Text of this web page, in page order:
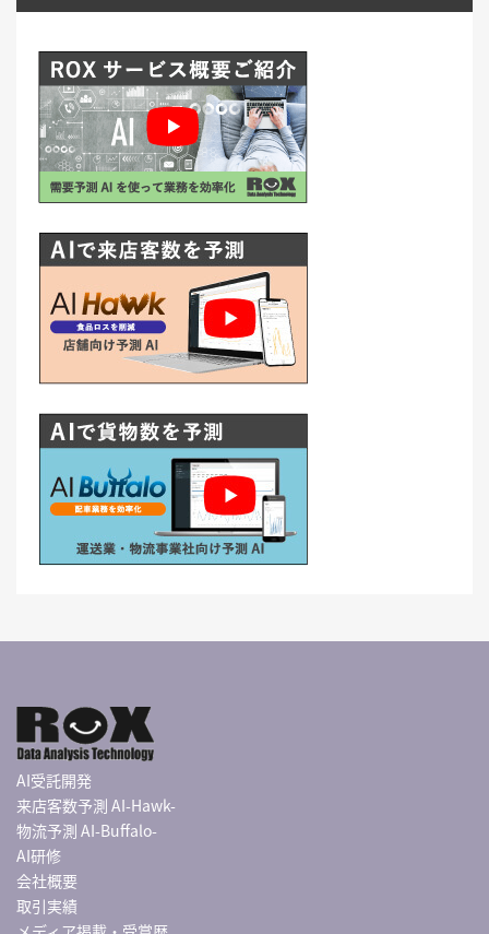
AI受託開発
来店客数予測 AI-Hawk-
物流予測 AI-Buffalo-
AI研修
会社概要
取引実績